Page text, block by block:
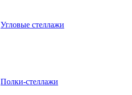
Угловые стеллажи
Полки-стеллажи